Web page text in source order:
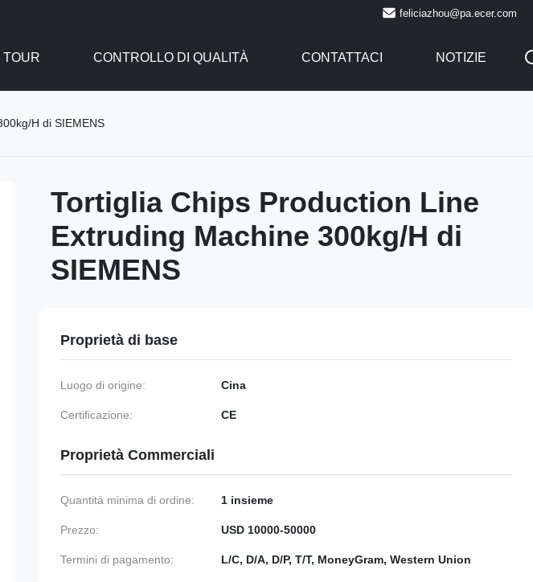
feliciazhou@pa.ecer.com
TOUR CONTROLLO DI QUALITÀ CONTATTACI NOTIZIE
H di SIEMENS
Tortiglia Chips Production Line
Extruding Machine 300kg/H di
SIEMENS
Proprietà di base
Luogo di origine: Cina
Certificazione: CE
Proprietà Commerciali
Quantità minima di ordine: 1 insieme
Prezzo: USD 10000-50000
Termini di pagamento: L/C, D/A, D/P, T/T, MoneyGram, Western Union